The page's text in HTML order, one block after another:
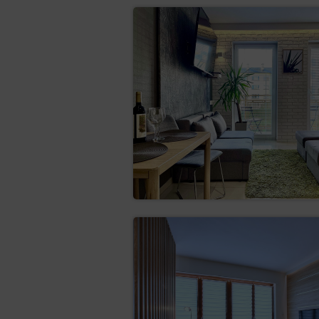
kryteriach ich
której dane dotyczą,
do otrzymania kopii
a za kolejne kopie
do sprostowania (art.
niekompletnych danych;
do usunięcia danych
przetwarzania lub dane
do ograniczenia
osoba, której
prawidłowość tych
przetwarzanie
Administrator
osoba, której
administratora są
do przenoszenia
maszynowego
Administratorowi, jeżeli